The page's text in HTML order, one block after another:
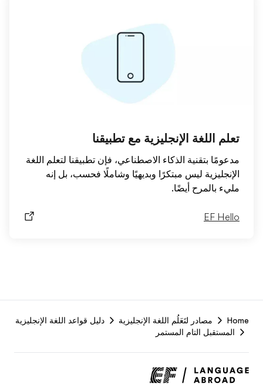
تعلم اللغة الإنجليزية مع تطبيقنا
مدعومًا بتقنية الذكاء الاصطناعي، فإن تطبيقنا لتعلم اللغة
الإنجليزية ليس مبتكرًا وبديهيًا وشاملًا فحسب، بل إنه
مليء بالمرح أيضًا.
EF Hello
Home مصادر لتَعَلُم اللغة الإنجليزية
دليل قواعد اللغة الإنجليزية
المستقبل التام المستمر